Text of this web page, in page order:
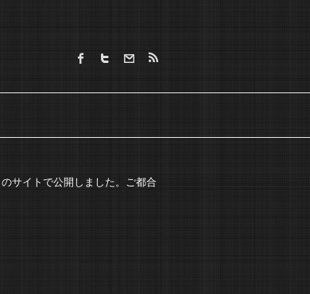
サイトで公開しました。ご都合